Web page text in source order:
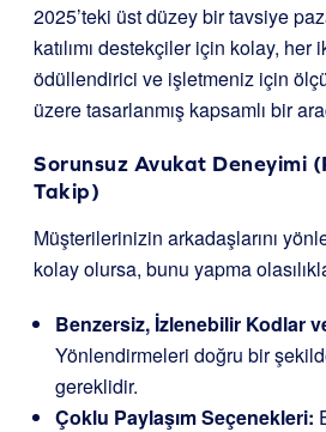
2025’teki üst düzey bir tavsiye
katılımı destekçiler için kolay, her
ödüllendirici ve işletmeniz için
üzere tasarlanmış kapsamlı bir
Sorunsuz Avukat Deneyimi
Takip)
Müşterilerinizin arkadaşlarını
kolay olursa, bunu yapma
Benzersiz, İzlenebilir Kodlar
Yönlendirmeleri doğru bir
gereklidir.
Çoklu Paylaşım Seçenekleri: